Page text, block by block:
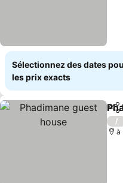
Sélectionnez des dates
les prix exacts
/
à